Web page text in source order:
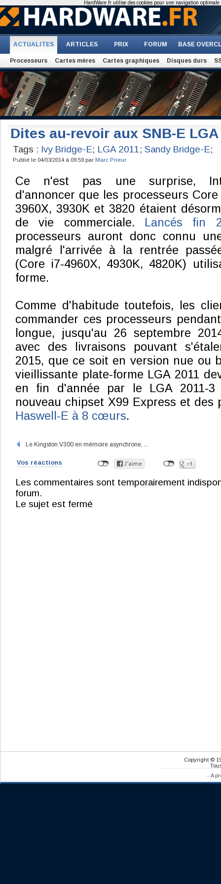
ACTUALITES ARTICLES PRIX FORUM BASE
Processeurs Cartes mères Cartes graphiques Disques durs
Dites au-revoir aux SNB-E LGA
Tags : Ivy Bridge-E; LGA 2011; Sandy Bridge-E;
Publié le 04/03/2014 à 09:59 par Marc Prieur
Ce n'est pas une surprise,
d'annoncer que les processeurs Core
3960X, 3930K et 3820 étaient
de vie commerciale. Lancés fin
processeurs auront donc connu
malgré l'arrivée à la rentrée
(Core i7-4960X, 4930K, 4820K)
forme.
Comme d'habitude toutefois, les
commander ces processeurs
longue, jusqu'au 26 septembre
avec des livraisons pouvant
2015, que ce soit en version nue ou
vieillissante plate-forme LGA 2011
en fin d'année par le LGA 2011-
nouveau chipset X99 Express et des
Haswell-E à 8 cœurs.
Le Kingston V300 en mémoire asynchrone, ...
Vos réactions
Les commentaires sont temporairement
forum.
Le sujet est fermé
Copyright ©
- A
HardWare.fr utilise des cookies pour une navigation